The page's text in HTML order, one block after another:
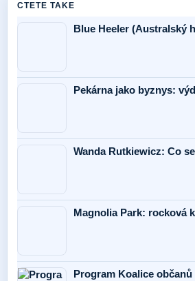
CTETE TAKE
Blue Heeler (Australský
Pekárna jako byznys:
Wanda Rutkiewicz: Co
Magnolia Park: rocková
Program Koalice